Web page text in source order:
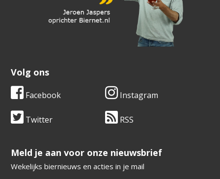
Volg ons
Facebook Instagram
Twitter RSS
​​​​​​​Meld je aan voor onze nieuwsbrief
Wekelijks biernieuws en acties in je mail